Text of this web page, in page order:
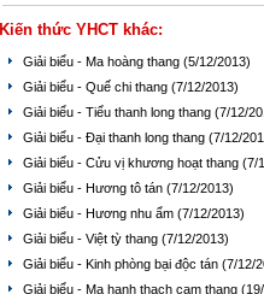
Kiến thức YHCT khác:
Giải biểu - Ma hoàng thang (5/12/2013)
Giải biểu - Quế chi thang (7/12/2013)
Giải biểu - Tiểu thanh long thang (7/12/
Giải biểu - Đại thanh long thang (7/12/
Giải biểu - Cửu vị khương hoạt thang (7/
Giải biểu - Hương tô tán (7/12/2013)
Giải biểu - Hương nhu ẩm (7/12/2013)
Giải biểu - Việt tỳ thang (7/12/2013)
Giải biểu - Kinh phòng bại độc tán (7/12/
Giải biểu - Ma hạnh thạch cam thang